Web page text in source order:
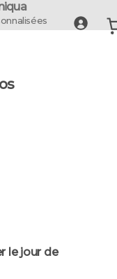
le jour de